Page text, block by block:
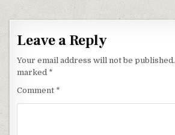
Leave a Reply
Your email address will not be published.
marked *
Comment *